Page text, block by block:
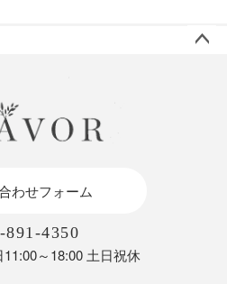
わせフォーム
891-4350
～18:00 土日祝休